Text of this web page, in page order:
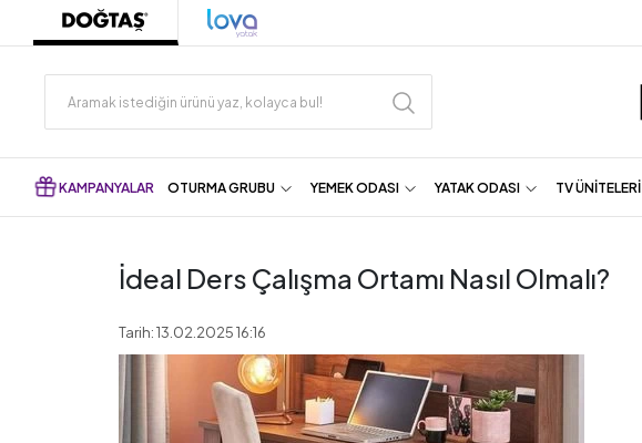
KAMPANYALAR OTURMA GRUBU YEMEK ODASI YATAK ODASI TV ÜNİTELERİ
İdeal Ders Çalışma Ortamı Nasıl Olmalı?
Tarih: 13.02.2025 16:16